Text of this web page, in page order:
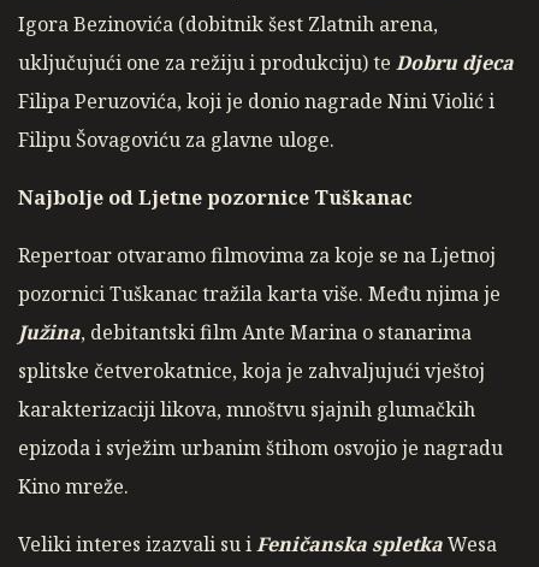
Igora Bezinovića (dobitnik šest Zlatnih arena,
uključujući one za režiju i produkciju) te Dobru djeca
Filipa Peruzovića, koji je donio nagrade Nini Violić i
Filipu Šovagoviću za glavne uloge.
Najbolje od Ljetne pozornice Tuškanac
Repertoar otvaramo filmovima za koje se na Ljetnoj
pozornici Tuškanac tražila karta više. Među njima je
Južina, debitantski film Ante Marina o stanarima
splitske četverokatnice, koja je zahvaljujući vještoj
karakterizaciji likova, mnoštvu sjajnih glumačkih
epizoda i svježim urbanim štihom osvojio je nagradu
Kino mreže.
Veliki interes izazvali su iFeničanska spletkaWesa